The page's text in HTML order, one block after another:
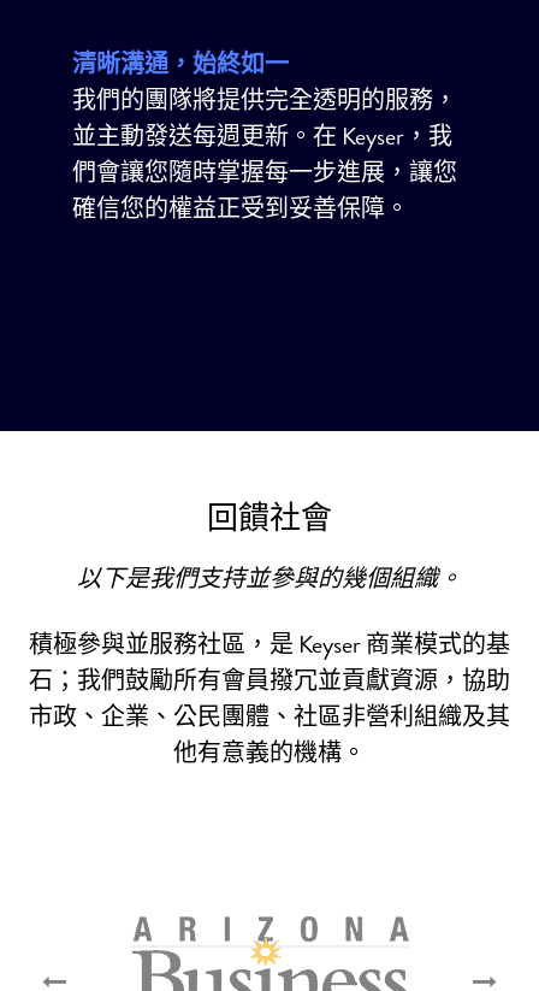
清晰溝通，始終如一
我們的團隊將提供完全透明的服務，
並主動發送每週更新。在 Keyser，我
們會讓您隨時掌握每一步進展，讓您
確信您的權益正受到妥善保障。
回饋社會
以下是我們支持並參與的幾個組織。
積極參與並服務社區，是 Keyser 商業模式的基
石；我們鼓勵所有會員撥冗並貢獻資源，協助
市政、企業、公民團體、社區非營利組織及其
他有意義的機構。